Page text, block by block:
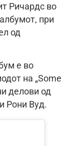
Ричардс во
при
од
е во
на „Some
делови од
Рони Вуд.